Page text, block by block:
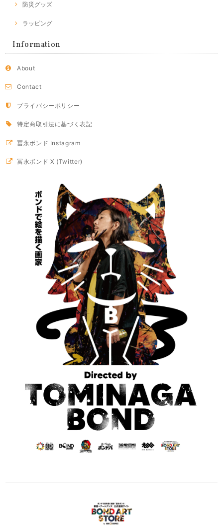
防災グッズ
ラッピング
Information
About
Contact
プライバシーポリシー
特定商取引法に基づく表記
冨永ボンド Instagram
冨永ボンド X (Twitter)